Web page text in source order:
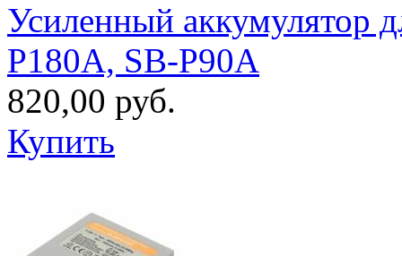
Усиленный аккумулятор
P180A, SB-P90A
820,00 руб.
Купить